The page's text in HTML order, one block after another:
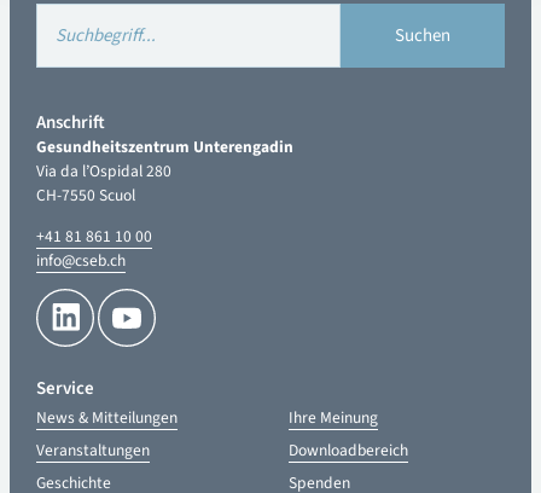
Anschrift
Gesundheitszentrum Unterengadin
Via da l’Ospidal 280
CH-7550 Scuol
+41 81 861 10 00
info@cseb.ch
Service
News & Mitteilungen
Veranstaltungen
Geschichte
Ihre Meinung
Downloadbereich
Spenden